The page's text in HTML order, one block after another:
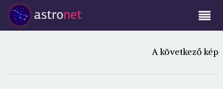
A következő kép